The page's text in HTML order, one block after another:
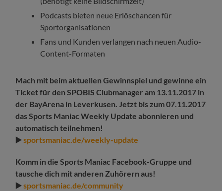
Podcasts bieten neue Erlöschancen für
Sportorganisationen
Fans und Kunden verlangen nach neuen Audio-
Content-Formaten
Mach mit beim aktuellen Gewinnspiel und gewinne ein
Ticket für den SPOBIS Clubmanager am 13.11.2017 in
der BayArena in Leverkusen. Jetzt bis zum 07.11.2017
das Sports Maniac Weekly Update abonnieren und
automatisch teilnehmen!
▶️sportsmaniac.de/weekly-update
Komm in die Sports Maniac Facebook-Gruppe und
tausche dich mit anderen Zuhörern aus!
▶️sportsmaniac.de/community